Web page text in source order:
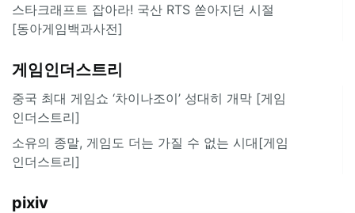
스타크래프트 잡아라! 국산 RTS 쏟아지던 시절
[동아게임백과사전]
게임인더스트리
중국 최대 게임쇼 ‘차이나조이’ 성대히 개막 [게임
인더스트리]
소유의 종말, 게임도 더는 가질 수 없는 시대[게임
인더스트리]
pixiv